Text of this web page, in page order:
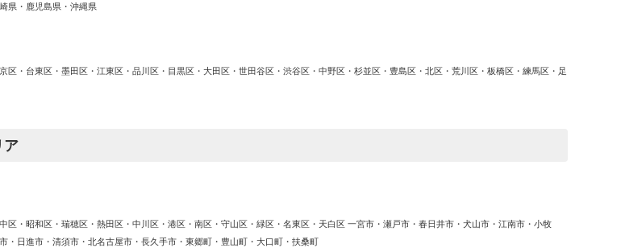
県・鹿児島県・沖縄県
区・台東区・墨田区・江東区・品川区・目黒区・大田区・世田谷区・渋谷区・中野区・杉並区・豊島区・北区・荒川区・板橋区・練馬区・足
ア
区・昭和区・瑞穂区・熱田区・中川区・港区・南区・守山区・緑区・名東区・天白区 一宮市・瀬戸市・春日井市・犬山市・江南市・小牧
・日進市・清須市・北名古屋市・長久手市・東郷町・豊山町・大口町・扶桑町